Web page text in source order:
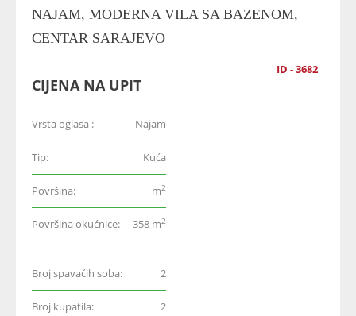
NAJAM, MODERNA VILA SA BAZENOM,
CENTAR SARAJEVO
ID - 3682
CIJENA NA UPIT
Vrsta oglasa : Najam
Tip: Kuća
Površina: m2
Površina okućnice: 358 m2
Broj spavaćih soba: 2
Broj kupatila: 2